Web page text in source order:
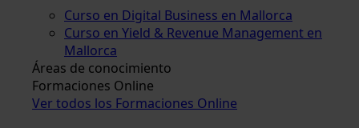
Curso en Digital Business en Mallorca
Curso en Yield & Revenue Management en
Mallorca
Áreas de conocimiento
Formaciones Online
Ver todos los Formaciones Online